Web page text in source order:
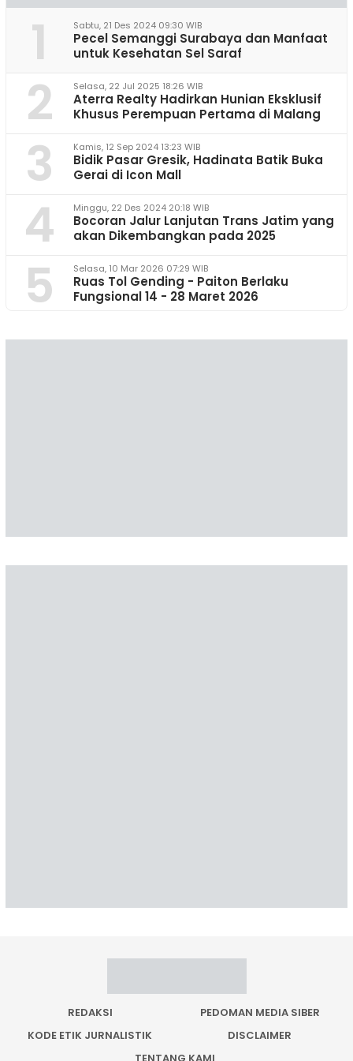
1 Sabtu, 21 Des 2024 09:30 WIB
Pecel Semanggi Surabaya dan Manfaat
untuk Kesehatan Sel Saraf
2 Selasa, 22 Jul 2025 18:26 WIB
Aterra Realty Hadirkan Hunian Eksklusif
Khusus Perempuan Pertama di Malang
3 Kamis, 12 Sep 2024 13:23 WIB
Bidik Pasar Gresik, Hadinata Batik Buka
Gerai di Icon Mall
4 Minggu, 22 Des 2024 20:18 WIB
Bocoran Jalur Lanjutan Trans Jatim yang
akan Dikembangkan pada 2025
5 Selasa, 10 Mar 2026 07:29 WIB
Ruas Tol Gending - Paiton Berlaku
Fungsional 14 - 28 Maret 2026
REDAKSI
PEDOMAN MEDIA SIBER
KODE ETIK JURNALISTIK
DISCLAIMER